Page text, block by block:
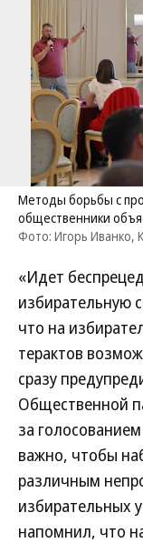
Методы борьбы с
общественники
Фото: Игорь Иванко,
«Идет
избирательную
что на
терактов
сразу
Общественной
за
важно, чтобы
различным
избирательных
напомнил, что